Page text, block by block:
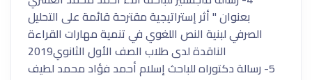
بعنوان " أثر إستراتيجية مقترحة قائمة على التحليل
الصرفي لبنية النص اللغوي في تنمية مهارات القراءة
الناقدة لدى طلاب الصف الأول الثانوي2019
5- رسالة دكتوراه للباحث إسلام أحمد فؤاد محمد لطيف